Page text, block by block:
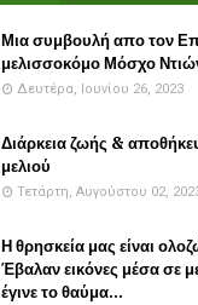
Μια συμβουλή απο τον
μελισσοκόμο Μόσχο
Δευτέρα, Ιουνίου 26, 2023
Διάρκεια ζωής &
μελιού
Τετάρτη, Αυγούστου 02,
Η θρησκεία μας είναι
Έβαλαν εικόνες μέσα σε
έγινε το θαύμα...